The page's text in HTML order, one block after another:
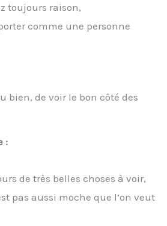
toujours raison,
comme une personne
bien, de voir le bon côté des
:
de très belles choses à voir,
pas aussi moche que l’on veut